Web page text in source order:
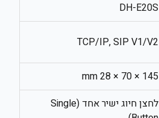
DH-E20S
TCP/IP, SIP V1/V2
145 × 70 × 28 mm
לחצן חיוג ישיר אחד (Single